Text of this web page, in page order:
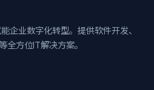
企业数字化转型。提供软件开发、
全方位IT解决方案。